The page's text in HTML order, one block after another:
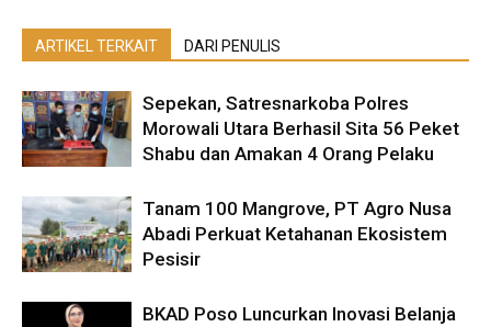
ARTIKEL TERKAIT DARI PENULIS
Sepekan, Satresnarkoba Polres
Morowali Utara Berhasil Sita 56 Peket
Shabu dan Amakan 4 Orang Pelaku
Tanam 100 Mangrove, PT Agro Nusa
Abadi Perkuat Ketahanan Ekosistem
Pesisir
BKAD Poso Luncurkan Inovasi Belanja